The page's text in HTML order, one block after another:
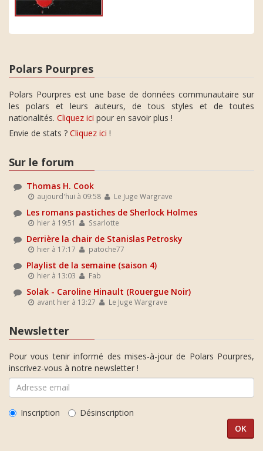
Polars Pourpres
Polars Pourpres est une base de données communautaire sur
les polars et leurs auteurs, de tous styles et de toutes
nationalités. Cliquez ici pour en savoir plus !
Envie de stats ? Cliquez ici !
Sur le forum
Thomas H. Cook
aujourd'hui à 09:58 Le Juge Wargrave
Les romans pastiches de Sherlock Holmes
hier à 19:51 Ssarlotte
Derrière la chair de Stanislas Petrosky
hier à 17:17 patoche77
Playlist de la semaine (saison 4)
hier à 13:03 Fab
Solak - Caroline Hinault (Rouergue Noir)
avant hier à 13:27 Le Juge Wargrave
Newsletter
Pour vous tenir informé des mises-à-jour de Polars Pourpres,
inscrivez-vous à notre newsletter !
Inscription Désinscription